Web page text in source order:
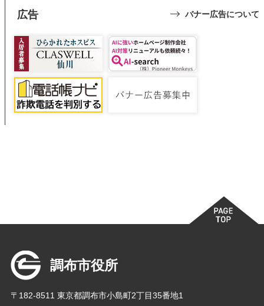
広告 バナー広告について
調布市役所
〒182-8511 東京都調布市小島町2丁目35番地1